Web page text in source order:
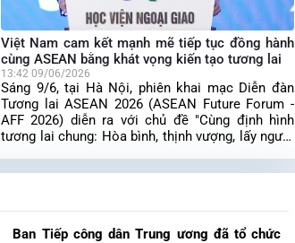
Việt Nam cam kết mạnh mẽ tiếp tục đồng hành
cùng ASEAN bằng khát vọng kiến tạo tương lai
13:42 09/06/2026
Sáng 9/6, tại Hà Nội, phiên khai mạc Diễn đàn
Tương lai ASEAN 2026 (ASEAN Future Forum -
AFF 2026) diễn ra với chủ đề "Cùng định hình
tương lai chung: Hòa bình, thịnh vượng, lấy người
toàn cầu, xây dựng trung tâm đổi mới sáng tạo
và lấy người dân làm trọng tâm phát triển.
Ban Tiếp công dân Trung ương đã tổ chức